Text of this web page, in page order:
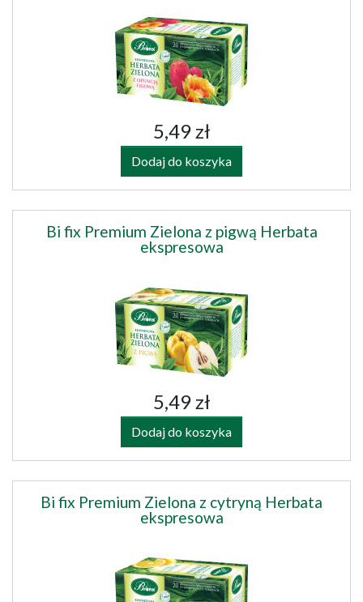
5,49 zł
Dodaj do koszyka
Bi fix Premium Zielona z pigwą Herbata
ekspresowa
5,49 zł
Dodaj do koszyka
Bi fix Premium Zielona z cytryną Herbata
ekspresowa